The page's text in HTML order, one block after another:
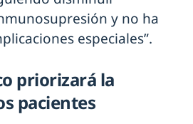
y no ha
especiales”.
priorizará la
pacientes